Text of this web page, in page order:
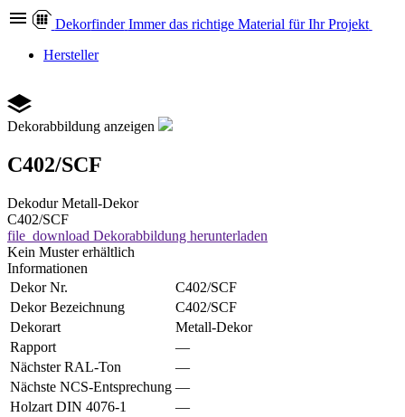
Dekorfinder Immer das richtige Material für Ihr Projekt
Hersteller
Dekorabbildung anzeigen
C402/SCF
Dekodur Metall-Dekor
C402/SCF
file_download Dekorabbildung herunterladen
Kein Muster erhältlich
Informationen
Dekor Nr.
C402/SCF
Dekor Bezeichnung
C402/SCF
Dekorart
Metall-Dekor
Rapport
—
Nächster RAL-Ton
—
Nächste NCS-Entsprechung —
Holzart DIN 4076-1
—